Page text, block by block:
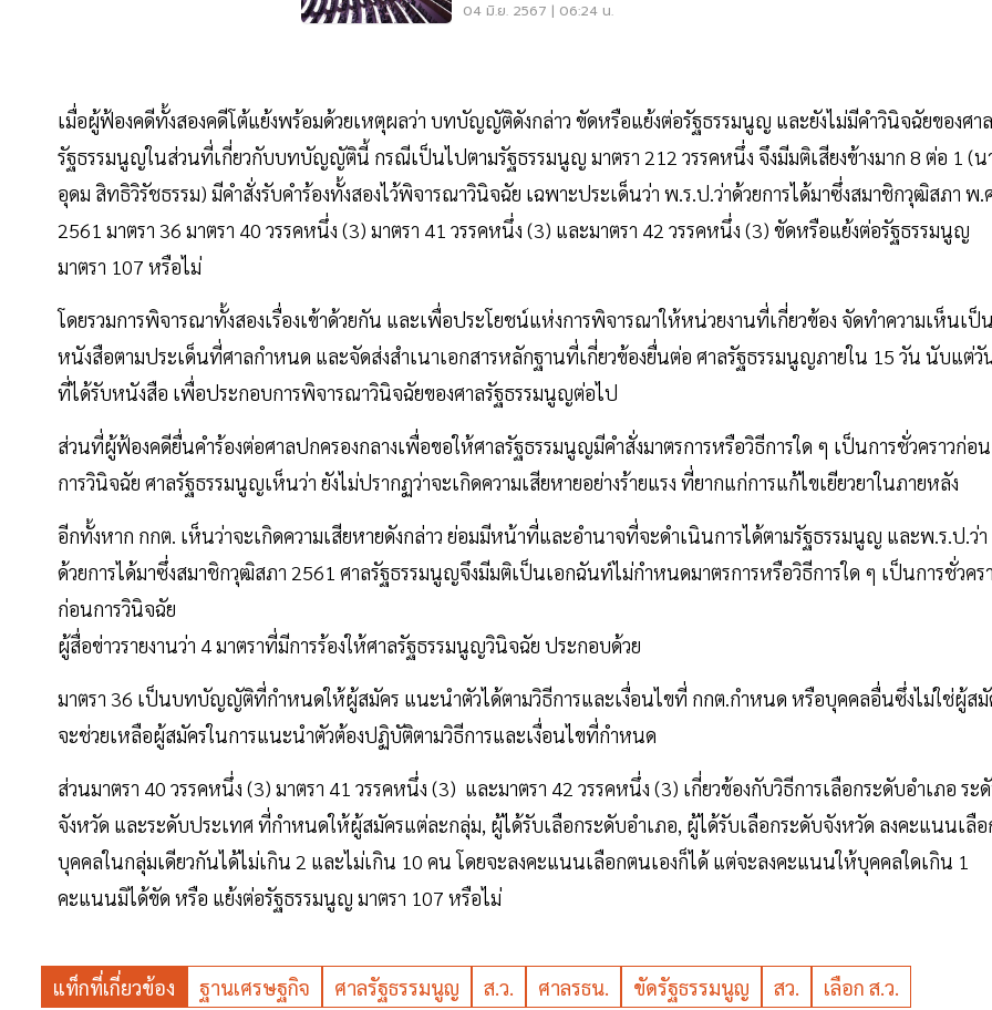
04 มิ.ย. 2567 | 06:24 น.
เมื่อผู้ฟ้องคดีทั้งสองคดีโต้แย้งพร้อมด้วยเหตุผลว่า บทบัญญัติดังกล่าว ขัดหรือแย้งต่อรัฐธรรมนูญ และยังไม่มีคำวินิจฉัยของศาล
รัฐธรรมนูญในส่วนที่เกี่ยวกับบทบัญญัตินี้ กรณีเป็นไปตามรัฐธรรมนูญ มาตรา 212 วรรคหนึ่ง จึงมีมติเสียงข้างมาก 8 ต่อ 1 (น
อุดม สิทธิวิรัชธรรม) มีคำสั่งรับคำร้องทั้งสองไว้พิจารณาวินิจฉัย เฉพาะประเด็นว่า พ.ร.ป.ว่าด้วยการได้มาซึ่งสมาชิกวุฒิสภา พ.
2561 มาตรา 36 มาตรา 40 วรรคหนึ่ง (3) มาตรา 41 วรรคหนึ่ง (3) และมาตรา 42 วรรคหนึ่ง (3) ขัดหรือแย้งต่อรัฐธรรมนูญ
มาตรา 107 หรือไม่
โดยรวมการพิจารณาทั้งสองเรื่องเข้าด้วยกัน และเพื่อประโยชน์แห่งการพิจารณาให้หน่วยงานที่เกี่ยวข้อง จัดทำความเห็นเป็
หนังสือตามประเด็นที่ศาลกำหนด และจัดส่งสำเนาเอกสารหลักฐานที่เกี่ยวข้องยื่นต่อ ศาลรัฐธรรมนูญภายใน 15 วัน นับแต่วั
ที่ได้รับหนังสือ เพื่อประกอบการพิจารณาวินิจฉัยของศาลรัฐธรรมนูญต่อไป
ส่วนที่ผู้ฟ้องคดียื่นคำร้องต่อศาลปกครองกลางเพื่อขอให้ศาลรัฐธรรมนูญมีคำสั่งมาตรการหรือวิธีการใด ๆ เป็นการชั่วคราวก่อน
การวินิจฉัย ศาลรัฐธรรมนูญเห็นว่า ยังไม่ปรากฏว่าจะเกิดความเสียหายอย่างร้ายแรง ที่ยากแก่การแก้ไขเยียวยาในภายหลัง
อีกทั้งหาก กกต. เห็นว่าจะเกิดความเสียหายดังกล่าว ย่อมมีหน้าที่และอำนาจที่จะดำเนินการได้ตามรัฐธรรมนูญ และพ.ร.ป.ว่า
ด้วยการได้มาซึ่งสมาชิกวุฒิสภา 2561 ศาลรัฐธรรมนูญจึงมีมติเป็นเอกฉันท์ไม่กำหนดมาตรการหรือวิธีการใด ๆ เป็นการชั่วคร
ก่อนการวินิจฉัย
ผู้สื่อข่าวรายงานว่า 4 มาตราที่มีการร้องให้ศาลรัฐธรรมนูญวินิจฉัย ประกอบด้วย
มาตรา 36 เป็นบทบัญญัติที่กำหนดให้ผู้สมัคร แนะนำตัวได้ตามวิธีการและเงื่อนไขที่ กกต.กำหนด หรือบุคคลอื่นซึ่งไม่ใช่ผู้สมั
จะช่วยเหลือผู้สมัครในการแนะนำตัวต้องปฏิบัติตามวิธีการและเงื่อนไขที่กำหนด
ส่วนมาตรา 40 วรรคหนึ่ง (3) มาตรา 41 วรรคหนึ่ง (3) และมาตรา 42 วรรคหนึ่ง (3) เกี่ยวข้องกับวิธีการเลือกระดับอำเภอ ระ
จังหวัด และระดับประเทศ ที่กำหนดให้ผู้สมัครแต่ละกลุ่ม, ผู้ได้รับเลือกระดับอำเภอ, ผู้ได้รับเลือกระดับจังหวัด ลงคะแนนเลื
บุคคลในกลุ่มเดียวกันได้ไม่เกิน 2 และไม่เกิน 10 คน โดยจะลงคะแนนเลือกตนเองก็ได้ แต่จะลงคะแนนให้บุคคลใดเกิน 1
คะแนนมิได้ขัด หรือ แย้งต่อรัฐธรรมนูญ มาตรา 107 หรือไม่
แท็กที่เกี่ยวข้อง ฐานเศรษฐกิจ ศาลรัฐธรรมนูญ ส.ว. ศาลรธน. ขัดรัฐธรรมนูญ สว. เลือก ส.ว.